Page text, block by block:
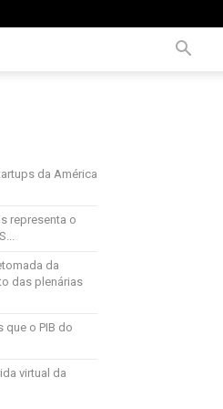
da América
representa o
da
das plenárias
que o PIB do
virtual da